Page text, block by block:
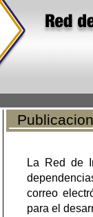
La Red de
correo
para el